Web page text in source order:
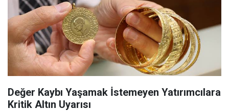
Değer Kaybı Yaşamak İstemeyen Yatırımcılara
Kritik Altın Uyarısı